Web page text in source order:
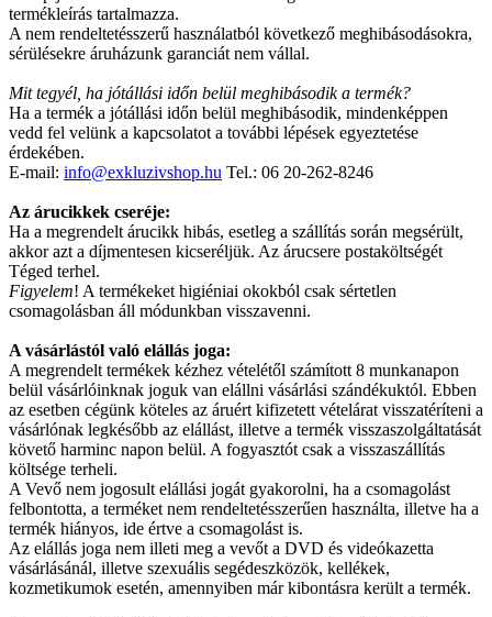
termékleírás tartalmazza.
A nem rendeltetésszerű használatból következő meghibásodásokra,
sérülésekre áruházunk garanciát nem vállal.
Mit tegyél, ha jótállási időn belül meghibásodik a termék?
Ha a termék a jótállási időn belül meghibásodik, mindenképpen
vedd fel velünk a kapcsolatot a további lépések egyeztetése
érdekében.
E-mail: info@exkluzivshop.hu Tel.: 06 20-262-8246
Az árucikkek cseréje:
Ha a megrendelt árucikk hibás, esetleg a szállítás során megsérült,
akkor azt a díjmentesen kicseréljük. Az árucsere postaköltségét
Téged terhel.
Figyelem! A termékeket higiéniai okokból csak sértetlen
csomagolásban áll módunkban visszavenni.
A vásárlástól való elállás joga:
A megrendelt termékek kézhez vételétől számított 8 munkanapon
belül vásárlóinknak joguk van elállni vásárlási szándékuktól. Ebben
az esetben cégünk köteles az áruért kifizetett vételárat visszatéríteni a
vásárlónak legkésőbb az elállást, illetve a termék visszaszolgáltatását
követő harminc napon belül. A fogyasztót csak a visszaszállítás
költsége terheli.
A Vevő nem jogosult elállási jogát gyakorolni, ha a csomagolást
felbontotta, a terméket nem rendeltetésszerűen használta, illetve ha a
termék hiányos, ide értve a csomagolást is.
Az elállás joga nem illeti meg a vevőt a DVD és videókazetta
vásárlásánál, illetve szexuális segédeszközök, kellékek,
kozmetikumok esetén, amennyiben már kibontásra került a termék.